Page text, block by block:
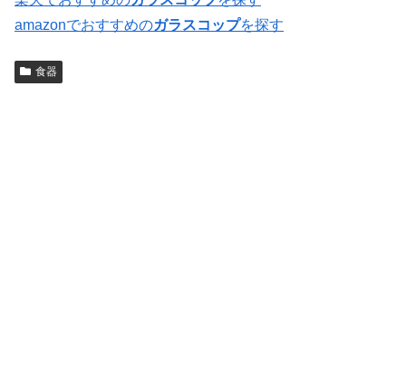
amazonでおすすめのガラスコップを探す
食器